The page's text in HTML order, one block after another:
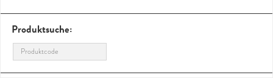
Produktsuche: